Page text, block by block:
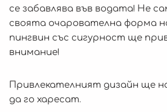
се забавлява във водата! Не
своята очарователна форма
пингвин със сигурност ще
внимание!
Привлекателният дизайн ще
да го харесат.